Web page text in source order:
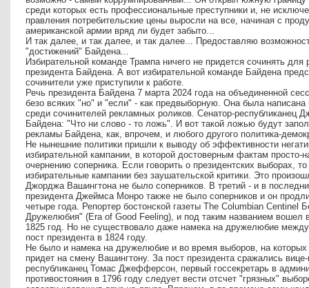
среди которых есть профессиональные преступники и, не
правления потребительские цены выросли на все, начиная с
американской армии вряд ли будет забыто...
И так далее, и так далее, и так далее... Предоставляю
"достижений" Байдена...
Избирательной команде Трампа ничего не придется сочинять для
президента Байдена. А вот избирательной команде Байдена
сочинители уже приступили к работе.
Речь президента Байдена 7 марта 2024 года на объединенной
безо всяких "но" и "если" - как предвыборную. Она была написана
среди сочинителей рекламных роликов. Сенатор-республиканец
Байдена: "Что ни слово - то ложь". И вот такой ложью будут
рекламы Байдена, как, впрочем, и любого другого политика-
Не нынешние политики пришли к выводу об эффективности
избирательной кампании, в которой достоверным фактам просто-
очернению соперника. Если говорить о президентских выборах,
избирательные кампании без заушательской критики. Это
Джорджа Вашингтона не было соперников. В третий - и в
президента Джеймса Монро также не было соперников и он
четыре года. Репортер бостонской газеты The Сolumbian
Дружелюбия" (Era of Good Feeling), и под таким названием вошел
1825 год. Но не существовало даже намека на дружелюбие
пост президента в 1824 году.
Не было и намека на дружелюбие и во время выборов, на которых
придет на смену Вашингтону. За пост президента сражались
республиканец Томас Джефферсон, первый госсекретарь в
противостояния в 1796 году следует вести отсчет "грязных"